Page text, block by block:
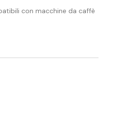
con macchine da caffè